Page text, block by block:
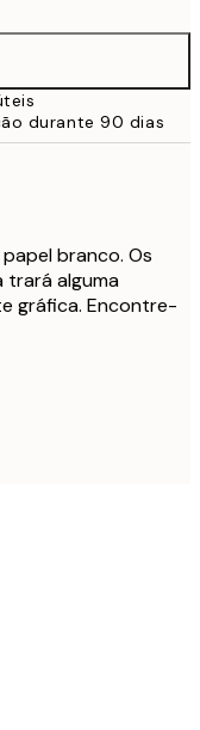
27,45 €
27,45 €
16,23 €
32,45 €
durante 90 dias
branco. Os
trará alguma
gráfica. Encontre-